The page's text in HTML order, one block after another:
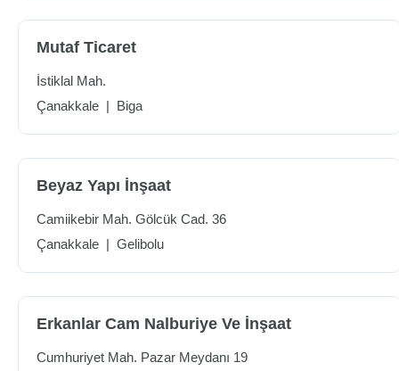
Mutaf Ticaret
İstiklal Mah.
Çanakkale | Biga
Beyaz Yapı İnşaat
Camiikebir Mah. Gölcük Cad. 36
Çanakkale | Gelibolu
Erkanlar Cam Nalburiye Ve İnşaat
Cumhuriyet Mah. Pazar Meydanı 19